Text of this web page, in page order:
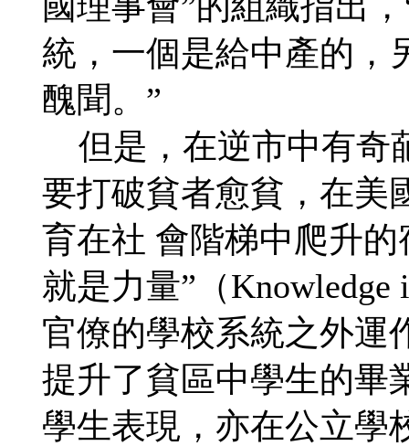
統，一個是給中產的，
醜聞。”
但是，在逆市中有奇
要打破貧者愈貧，在美
育在社 會階梯中爬升
就是力量”（
官僚的學校系統之外運
提升了貧區中學生的畢
學生表現，亦在公立學